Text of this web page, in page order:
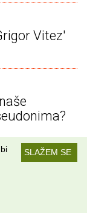
Vitez'
–
SLAŽEM SE